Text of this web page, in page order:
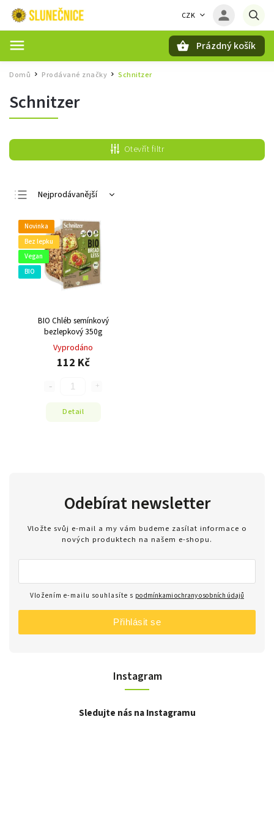
CZK
Prázdný košík
Domů / Prodávané značky / Schnitzer
Schnitzer
Otevřít filtr
Nejprodávanější
Nejdražší
Abecedně
Novinka
Bez lepku
Vegan
BIO
BIO Chléb semínkový
bezlepkový 350g
Vyprodáno
112 Kč
Detail
Instagram
Sledujte nás na Instagramu
Odebírat newsletter
Vložte svůj e-mail a my vám budeme zasílat informace o
nových produktech na našem e-shopu.
Vložením e-mailu souhlasíte s podmínkami ochrany osobních údajů
Přihlásit se